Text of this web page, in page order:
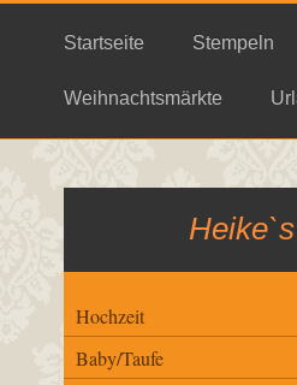
Startseite Stempeln
Weihnachtsmärkte
Hochzeit
Baby/Taufe